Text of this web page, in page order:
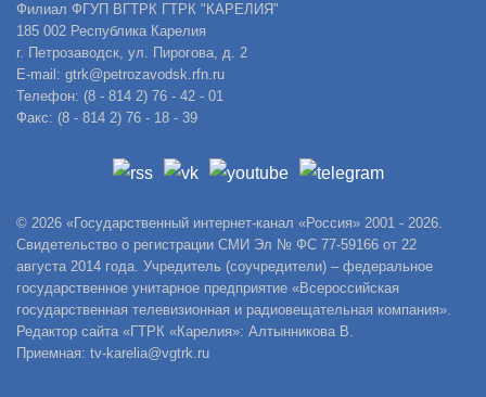
Филиал ФГУП ВГТРК ГТРК "КАРЕЛИЯ"
185 002 Республика Карелия
г. Петрозаводск, ул. Пирогова, д. 2
E-mail: gtrk@petrozavodsk.rfn.ru
Телефон: (8 - 814 2) 76 - 42 - 01
Факс: (8 - 814 2) 76 - 18 - 39
© 2026 «Государственный интернет-канал «Россия» 2001 - 2026.
Свидетельство о регистрации СМИ Эл № ФС 77-59166 от 22
августа 2014 года. Учредитель (соучредители) – федеральное
государственное унитарное предприятие «Всероссийская
государственная телевизионная и радиовещательная компания».
Редактор сайта «ГТРК «Карелия»: Алтынникова В.
Приемная: tv-karelia@vgtrk.ru